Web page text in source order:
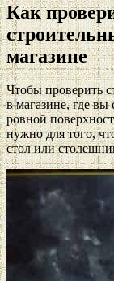
Как
магазине
Чтобы проверить
в магазине, где вы
ровной
нужно для того,
стол или